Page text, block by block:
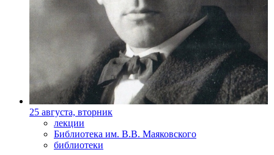
25 августа, вторник
лекции
Библиотека им. В.В. Маяковского
библиотеки